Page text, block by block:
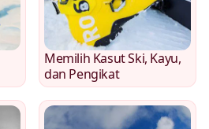
Memilih Kasut Ski, Kayu,
dan Pengikat